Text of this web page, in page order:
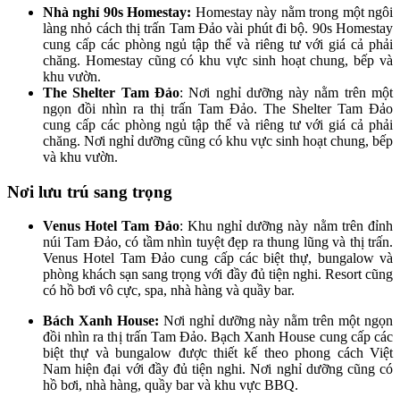
Nhà nghỉ 90s Homestay: Homestay này nằm trong một ngôi
làng nhỏ cách thị trấn Tam Đảo vài phút đi bộ. 90s Homestay
cung cấp các phòng ngủ tập thể và riêng tư với giá cả phải
chăng. Homestay cũng có khu vực sinh hoạt chung, bếp và
khu vườn.
The Shelter Tam Đảo: Nơi nghỉ dưỡng này nằm trên một
ngọn đồi nhìn ra thị trấn Tam Đảo. The Shelter Tam Đảo
cung cấp các phòng ngủ tập thể và riêng tư với giá cả phải
chăng. Nơi nghỉ dưỡng cũng có khu vực sinh hoạt chung, bếp
và khu vườn.
Nơi lưu trú sang trọng
Venus Hotel Tam Đảo: Khu nghỉ dưỡng này nằm trên đỉnh
núi Tam Đảo, có tầm nhìn tuyệt đẹp ra thung lũng và thị trấn.
Venus Hotel Tam Đảo cung cấp các biệt thự, bungalow và
phòng khách sạn sang trọng với đầy đủ tiện nghi. Resort cũng
có hồ bơi vô cực, spa, nhà hàng và quầy bar.
Bách Xanh House: Nơi nghỉ dưỡng này nằm trên một ngọn
đồi nhìn ra thị trấn Tam Đảo. Bạch Xanh House cung cấp các
biệt thự và bungalow được thiết kế theo phong cách Việt
Nam hiện đại với đầy đủ tiện nghi. Nơi nghỉ dưỡng cũng có
hồ bơi, nhà hàng, quầy bar và khu vực BBQ.